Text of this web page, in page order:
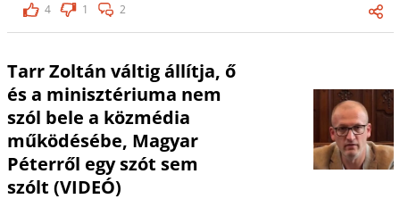
4
1 2
Tarr Zoltán váltig állítja, ő
és a minisztériuma nem
szól bele a közmédia
működésébe, Magyar
Péterről egy szót sem
szólt (VIDEÓ)